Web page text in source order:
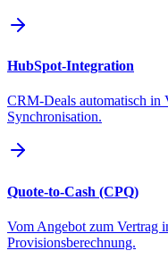
HubSpot-Integration
CRM-Deals automatisch in
Synchronisation.
Quote-to-Cash (CPQ)
Vom Angebot zum
Provisionsberechnung.